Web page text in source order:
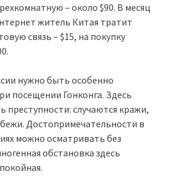
– около $90. В месяц
житель Китая тратит
связь – $15, на покупку
нужно быть особенно
посещении Гонконга. Здесь
преступности: случаются кражи,
Достопримечательности в
можно осматривать без
обстановка здесь